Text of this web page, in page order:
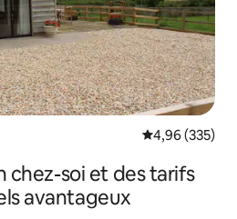
Évaluation
4,96 (335)
chez-soi et des tarifs
avantageux